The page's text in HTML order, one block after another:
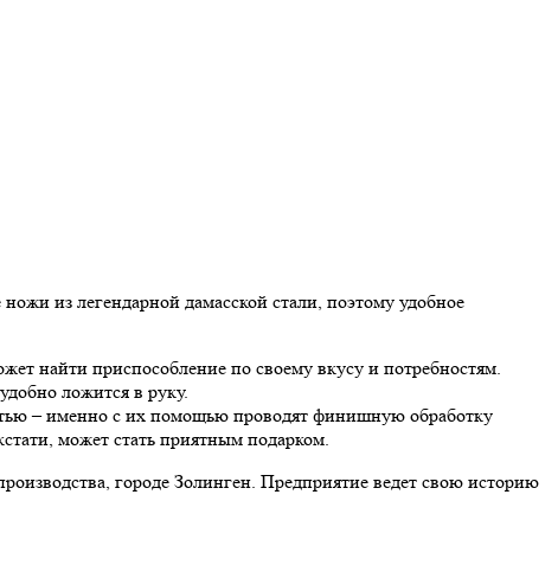
из легендарной дамасской стали, поэтому удобное
найти приспособление по своему вкусу и потребностям.
ложится в руку.
– именно с их помощью проводят финишную обработку
может стать приятным подарком.
городе Золинген. Предприятие ведет свою историю